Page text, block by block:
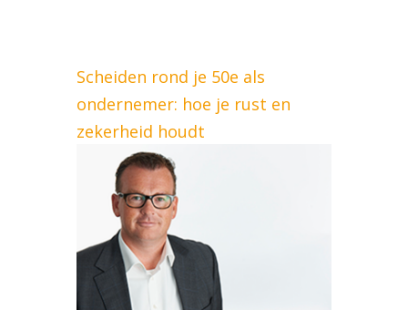
Scheiden rond je 50e als
ondernemer: hoe je rust en
zekerheid houdt